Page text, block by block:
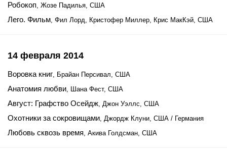
Робокоп, Жозе Падилья, США
Лего. Фильм, Фил Лорд, Кристофер Миллер, Крис МакКэй, США
14 февраля 2014
Воровка книг, Брайан Персивал, США
Анатомия любви, Шана Фест, США
Август: Графство Осейдж, Джон Уэллс, США
Охотники за сокровищами, Джордж Клуни, США / Германия
Любовь сквозь время, Акива Голдсман, США